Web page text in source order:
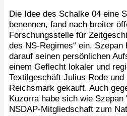
Die Idee des Schalke 04 eine
benennen, fand nach breiter
Forschungsstelle für
des NS-Regimes“ ein.
darauf seinen persönlichen
einem Geflecht lokaler und
Textilgeschäft Julius Rode
Reichsmark gekauft. Auch
Kuzorra habe sich wie
NSDAP-Mitgliedschaft zum